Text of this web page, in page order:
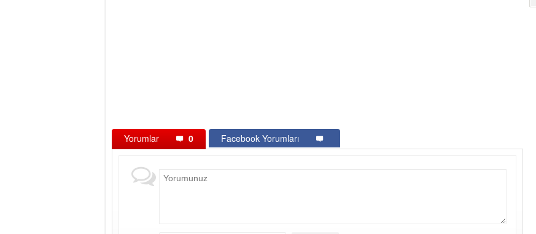
Yorumlar 0 Facebook Yorumları